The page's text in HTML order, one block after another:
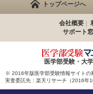
トップページへ
会社概要
サポート
医学部受験・大
※ 2016年版医学部受験情報サイトの
実査委託先：楽天リサーチ（2016年